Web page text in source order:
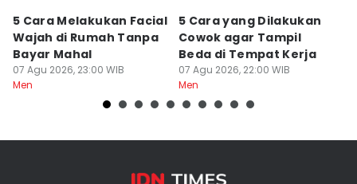
5 Cara Melakukan Facial
Wajah di Rumah Tanpa
Bayar Mahal
07 Agu 2026, 23:00 WIB
Men
5 Cara yang Dilakukan
Cowok agar Tampil
Beda di Tempat Kerja
07 Agu 2026, 22:00 WIB
Men